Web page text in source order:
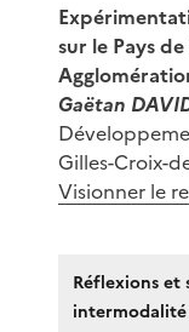
sur le Pays
Gaëtan
Gilles-Croix-
Visionner le
Réflexions et